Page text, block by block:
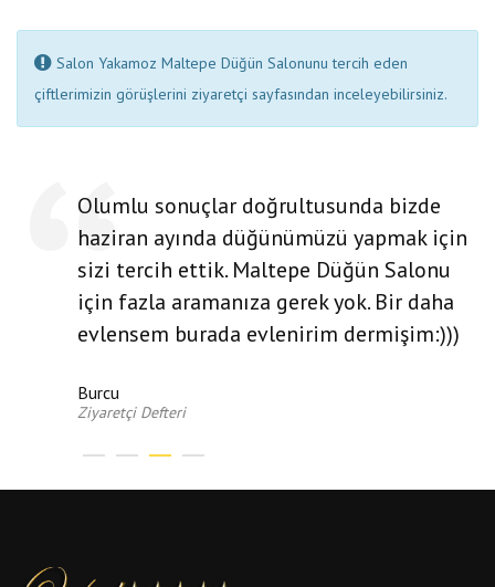
Salon Yakamoz Maltepe Düğün Salonunu tercih eden
çiftlerimizin görüşlerini ziyaretçi sayfasından inceleyebilirsiniz.
Olumlu sonuçlar doğrultusunda bizde
haziran ayında düğünümüzü yapmak için
sizi tercih ettik. Maltepe Düğün Salonu
için fazla aramanıza gerek yok. Bir daha
evlensem burada evlenirim dermişim:)))
Burcu
Ziyaretçi Defteri